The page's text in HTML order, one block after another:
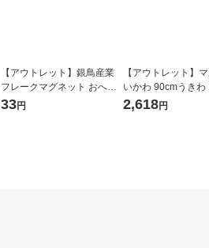
【アウトレット】銀鳥産業
フレークマグネット おへや
1個
33円
【アウトレット】
いかわ 90cmうき
1個
2,618円